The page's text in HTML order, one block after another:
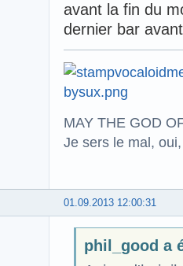
avant la fin du
dernier bar
MAY THE GOD
Je sers le mal,
01.09.2013 12:00:31
phil_good a